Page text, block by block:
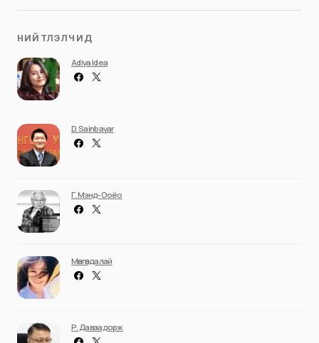
НИЙТЛЭЛЧИД
Adiya Idea
D. Sainbayar
Г. Мэнд-Ооёо
Мөнгөндалай
Р. Даваадорж